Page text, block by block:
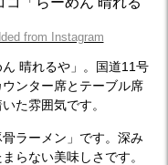
from Instagram
晴れるや」。国道11号
ンター席とテーブル席
た雰囲気です。
ラーメン」です。深み
らない美味しさです。